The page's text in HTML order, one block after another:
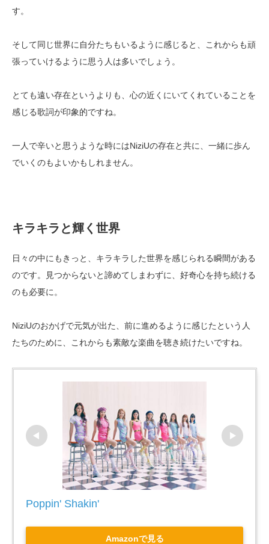
す。
そして同じ世界に自分たちもいるように感じると、これからも頑
張っていけるように思う人は多いでしょう。
とても遠い存在というよりも、心の近くにいてくれていることを
感じる歌詞が印象的ですね。
一人で辛いと思うような時にはNiziUの存在と共に、一緒に歩ん
でいくのもよいかもしれません。
キラキラと輝く世界
日々の中にもきっと、キラキラした世界を感じられる瞬間がある
のです。見つからないと諦めてしまわずに、好奇心を持ち続ける
のも必要に。
NiziUのおかげで元気が出た、前に進めるように感じたという人
たちのために、これからも素敵な楽曲を聴き続けたいですね。
Poppin' Shakin'
Amazonで見る